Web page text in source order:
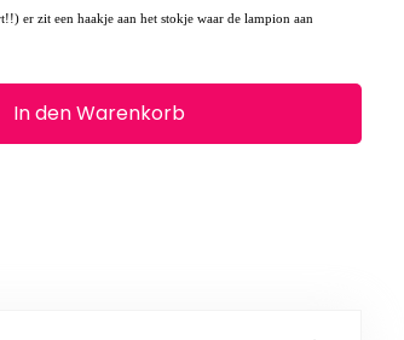
er zit een haakje aan het stokje waar de lampion aan
In den Warenkorb